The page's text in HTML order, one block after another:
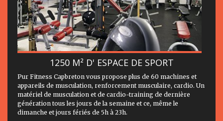
1250 M² D' ESPACE DE SPORT
Pur Fitness Capbreton vous propose plus de 60 machines et
appareils de musculation, renforcement musculaire, cardio. Un
matériel de musculation et de cardio-training de dernière
génération tous les jours de la semaine et ce, même le
dimanche et jours fériés de 5h à 23h.